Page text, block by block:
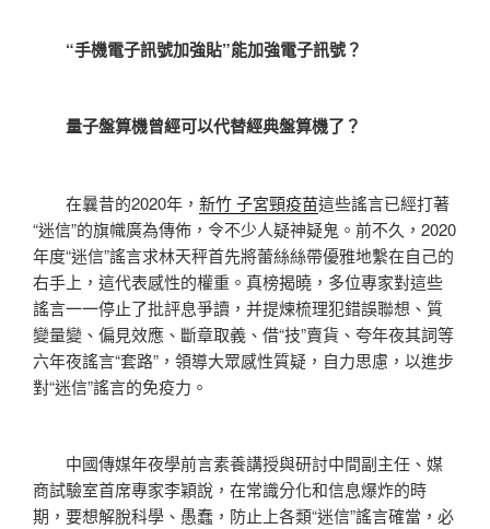
“手機電子訊號加強貼”能加強電子訊號？
量子盤算機曾經可以代替經典盤算機了？
在曩昔的2020年， 新竹 子宮頸疫苗這些謠言已經打著
“迷信”的旗幟廣為傳佈，令不少人疑神疑鬼。前不久，2020
年度“迷信”謠言求林天秤首先將蕾絲絲帶優雅地繫在自己的
右手上，這代表感性的權重。真榜揭曉，多位專家對這些
謠言一一停止了批評息爭讀，并提煉梳理犯錯誤聯想、質
變量變、偏見效應、斷章取義、借“技”賣貨、夸年夜其詞等
六年夜謠言“套路”，領導大眾感性質疑，自力思慮，以進步
對“迷信”謠言的免疫力。
中國傳媒年夜學前言素養講授與研討中間副主任、媒
商試驗室首席專家李穎說，在常識分化和信息爆炸的時
期，要想解脫科學、愚蠢，防止上各類“迷信”謠言確當，必